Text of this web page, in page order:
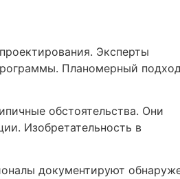
Эксперты
Планомерный подход
обстоятельства. Они
Изобретательность в
документируют